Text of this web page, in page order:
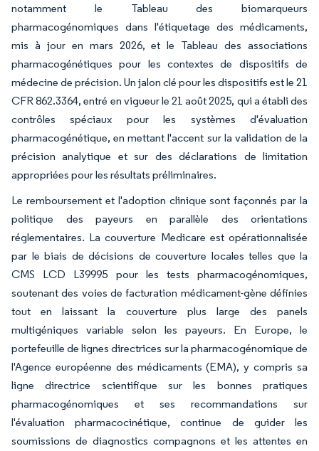
notamment le Tableau des biomarqueurs
pharmacogénomiques dans l'étiquetage des médicaments,
mis à jour en mars 2026, et le Tableau des associations
pharmacogénétiques pour les contextes de dispositifs de
médecine de précision. Un jalon clé pour les dispositifs est le 21
CFR 862.3364, entré en vigueur le 21 août 2025, qui a établi des
contrôles spéciaux pour les systèmes d'évaluation
pharmacogénétique, en mettant l'accent sur la validation de la
précision analytique et sur des déclarations de limitation
appropriées pour les résultats préliminaires.
Le remboursement et l'adoption clinique sont façonnés par la
politique des payeurs en parallèle des orientations
réglementaires. La couverture Medicare est opérationnalisée
par le biais de décisions de couverture locales telles que la
CMS LCD L39995 pour les tests pharmacogénomiques,
soutenant des voies de facturation médicament-gène définies
tout en laissant la couverture plus large des panels
multigéniques variable selon les payeurs. En Europe, le
portefeuille de lignes directrices sur la pharmacogénomique de
l'Agence européenne des médicaments (EMA), y compris sa
ligne directrice scientifique sur les bonnes pratiques
pharmacogénomiques et ses recommandations sur
l'évaluation pharmacocinétique, continue de guider les
soumissions de diagnostics compagnons et les attentes en